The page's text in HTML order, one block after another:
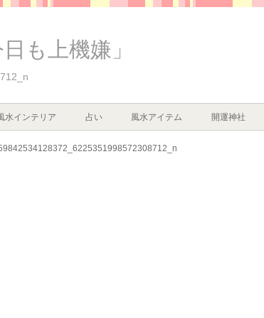
も上機嫌」
水インテリア 占い 風水アイテム 開運神社